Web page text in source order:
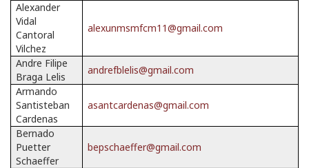
Alexander
Vidal
Cantoral
Vilchez
alexunmsmfcm11@gmail.com
Andre Filipe
Braga Lelis
andrefblelis@gmail.com
Armando
Santisteban
Cardenas
asantcardenas@gmail.com
Bernado
Puetter
Schaeffer
bepschaeffer@gmail.com